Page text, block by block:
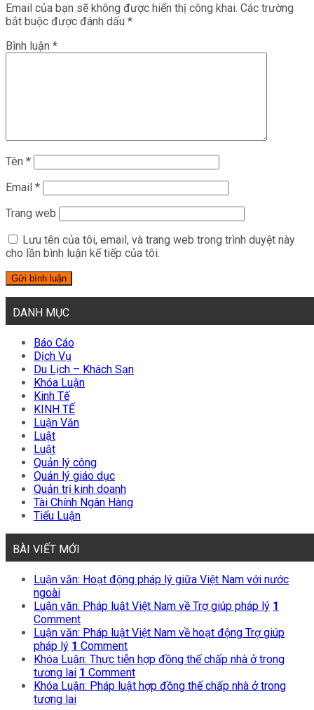
Email của bạn sẽ không được hiển thị công khai. Các trường
bắt buộc được đánh dấu *
Bình luận *
Tên *
Email *
Trang web
Lưu tên của tôi, email, và trang web trong trình duyệt này
cho lần bình luận kế tiếp của tôi.
DANH MỤC
Báo Cáo
Dịch Vụ
Du Lịch – Khách Sạn
Khóa Luận
Kinh Tế
KINH TẾ
Luận Văn
Luật
Luật
Quản lý công
Quản lý giáo dục
Quản trị kinh doanh
Tài Chính Ngân Hàng
Tiểu Luận
BÀI VIẾT MỚI
Luận văn: Hoạt động pháp lý giữa Việt Nam với nước
ngoài
Luận văn: Pháp luật Việt Nam về Trợ giúp pháp lý 1
Comment
Luận văn: Pháp luật Việt Nam về hoạt động Trợ giúp
pháp lý 1 Comment
Khóa Luận: Thực tiễn hợp đồng thế chấp nhà ở trong
tương lai 1 Comment
Khóa Luận: Pháp luật hợp đồng thế chấp nhà ở trong
tương lai